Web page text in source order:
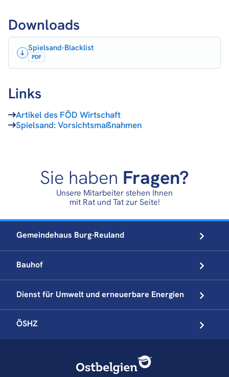
Downloads
Spielsand-Blacklist
PDF
Links
Artikel des FÖD Wirtschaft
Spielsand: Vorsichtsmaßnahmen
Sie haben Fragen?
Unsere Mitarbeiter stehen Ihnen
mit Rat und Tat zur Seite!
Gemeindehaus Burg-Reuland
Bauhof
Dienst für Umwelt underneuerbare Energien
ÖSHZ